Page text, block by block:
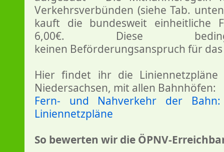
Verkehrsverbünden (siehe Tab.
kauft die bundesweit einheitliche
6,00€. Diese
keinen Beförderungsanspruch für
Hier findet ihr die
Niedersachsen, mit allen Bahnhöfen:
Fern- und Nahverkehr der
Liniennetzpläne
So bewerten wir die ÖPNV-